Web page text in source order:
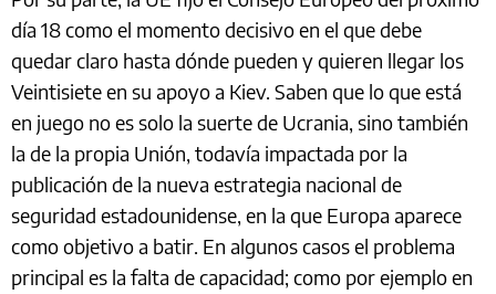
día 18 como el momento decisivo en el que debe
quedar claro hasta dónde pueden y quieren llegar los
Veintisiete en su apoyo a Kiev. Saben que lo que está
en juego no es solo la suerte de Ucrania, sino también
la de la propia Unión, todavía impactada por la
publicación de la nueva estrategia nacional de
seguridad estadounidense, en la que Europa aparece
como objetivo a batir. En algunos casos el problema
principal es la falta de capacidad; como por ejemplo en